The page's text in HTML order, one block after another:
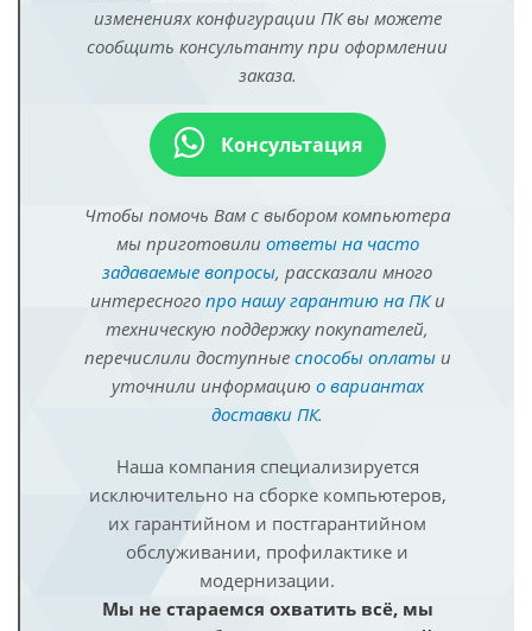
изменениях конфигурации ПК вы можете
сообщить консультанту при оформлении
заказа.
Консультация
Чтобы помочь Вам с выбором компьютера
мы приготовили ответы на часто
задаваемые вопросы, рассказали много
интересного про нашу гарантию на ПКи
техническую поддержку покупателей,
перечислили доступные способы оплатыи
уточнили информацию о вариантах
доставки ПК.
Наша компания специализируется
исключительно на сборке компьютеров,
их гарантийном и постгарантийном
обслуживании, профилактике и
модернизации.
Мы не стараемся охватить всё, мы